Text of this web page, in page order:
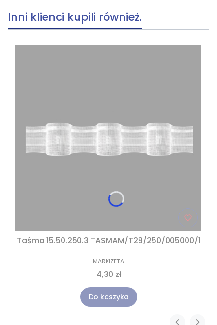
Inni klienci kupili również.
Taśma 15.50.250.3 TASMAM/T28/250/005000/1
MARKIZETA
4,30 zł
Do koszyka